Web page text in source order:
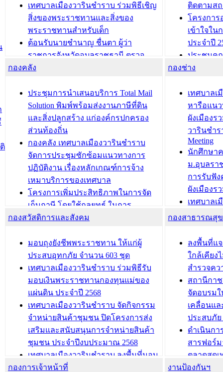
เทศบาลเมืองวารินชำราบ ร่วมพิธีเชิญ
สิ่งของพระราชทานและสิ่งของ
พระราชทานสำหรับเด็ก
ต้อนรับนายชำนาญ ชื่นตา ผู้ว่า
ราชการจังหวัดอุบลราชธานี ตรวจ
ความเรียบร้อยของสถานที่ในการเตรี
องคมนตรี
สำนักทะเบียนท้องถิ่นเทศบาลเมือง
วารินชำราบ ดำเนินการมอบทะเบียน
บ้าน ทร.14 และบัตรประจำตัว
ประชาชนบุคคลประเภท 8 แก่บุคคลที่
ได้รับการเพิ่มชื่อในทะเบียนบ้าน
(ท.ร.14) กรณีคนไม่มีสัญชาติไทยได้รับ
อนุญาตให้มีถิ่นที่อยู่
ประชุมคณะกรรมการประเมินผลการ
ควบคุมภายในของ สำนัก/กอง/
โรงเรียน/ศูนย์พัฒนาเด็กเล็ก/สถานธนา
บทความ อื่นๆ ...
ติดตามส
โครงกา
เข้าใจใน
ประจำปี
ประชุมค
ความเสี่ย
ประชุมที
ชีวา สร้า
ขับเคลื่อน
“เมืองแห่
บทความ อื่นๆ ...
กองคลัง
ประชุมการนำเสนอบริการ Total Mail
Solution พิมพ์พร้อมส่งงานภาษีที่ดิน
และสิ่งปลูกสร้าง แก่องค์กรปกครอง
ส่วนท้องถิ่น
กองคลัง เทศบาลเมืองวารินชำราบ
จัดการประชุมซักซ้อมแนวทางการ
ปฏิบัติงาน เรื่องหลักเกณฑ์การจ้าง
เหมาบริการของเทศบาล
โครงการเพิ่มประสิทธิภาพในการจัด
เก็บภาษี โดยใช้กลยุทธ์ ในการ
พัฒนาการจัดเก็บรายได้ ประจำปี พ.ศ.
เทศบาลเมืองวารินชำราบ ร่วมการ
ประชุมวิชาการระดับนานาชาติและ
นิทรรศการด้านนวัตกรรมท้องถิ่น 2568
และรับรางวัลทีมนักวิจัยดีเด่นจาก
นวัตกรรมโครงการทะเบียนภาษีป้าย
ประชุมผู้เช่าอาคารพาณิชย์ บริเวณ
ถนนเกษมสุขและถนนประทุมเทพภักดี
บทความ อื่นๆ ...
กองช่าง
เทศบาลเ
หารือแน
ผังเมืองร
วารินชำร
Meeting
นักศึกษา
ม.อุบลรา
การรับฟั
ผังเมืองร
เทศบาลเ
โครงการ
เทศบาล
รับฟังคว
ผังเมือง
วารินชำ
เทศบาล
ซักซ้อมแ
ประโยช
บทความ อื่นๆ ...
กองสวัสดิการและสังคม
มอบถุงยังชีพพระราชทาน ให้แก่ผู้
ประสบอุทกภัย จำนวน 603 ชุด
เทศบาลเมืองวารินชำราบ ร่วมพิธีรับ
มอบเงินพระราชทานกองทุนแม่ของ
แผ่นดิน ประจำปี 2568
เทศบาลเมืองวารินชำราบ จัดกิจกรรม
จำหน่ายสินค้าชุมชน ปิดโครงการส่ง
เสริมและสนับสนุนการจำหน่ายสินค้า
ชุมชน ประจำปีงบประมาณ 2568
เทศบาลเมืองวารินชำราบ ลงพื้นที่มอบ
น้ำดื่มแก่ผู้พักอาศัย ณ ศูนย์พักพิง
กองสาธารณสุ
ลงพื้นที่แ
ใกล้เคียง
สำรวจค
สถานีกา
จัดอบรม
เคลื่อนแ
ประสบภั
ดำเนินกา
สารฟอร์
ตลาดสดเ
วารินชำร
กองการเจ้าหน้าที่ งานป้องกันฯ